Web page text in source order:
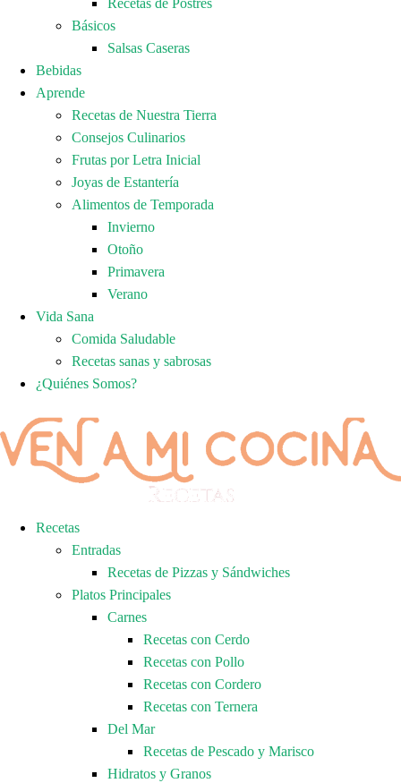
Recetas de Postres
Básicos
Salsas Caseras
Bebidas
Aprende
Recetas de Nuestra Tierra
Consejos Culinarios
Frutas por Letra Inicial
Joyas de Estantería
Alimentos de Temporada
Invierno
Otoño
Primavera
Verano
Vida Sana
Comida Saludable
Recetas sanas y sabrosas
¿Quiénes Somos?
Recetas
Entradas
Recetas de Pizzas y Sándwiches
Platos Principales
Carnes
Recetas con Cerdo
Recetas con Pollo
Recetas con Cordero
Recetas con Ternera
Del Mar
Recetas de Pescado y Marisco
Hidratos y Granos